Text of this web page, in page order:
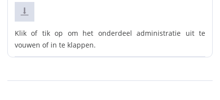
Klik of tik op om het onderdeel administratie uit te
vouwen of in te klappen.